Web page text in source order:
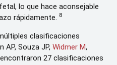
lo que hace aconsejable
rápidamente. 8
clasificaciones
AP, Souza JP, Widmer M,
27 clasificaciones